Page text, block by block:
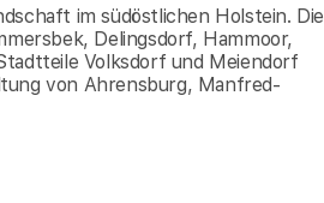
im südöstlichen Holstein. Die
Delingsdorf, Hammoor,
Volksdorf und Meiendorf
von Ahrensburg, Manfred-